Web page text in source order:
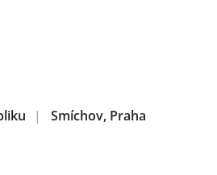
| Smíchov, Praha